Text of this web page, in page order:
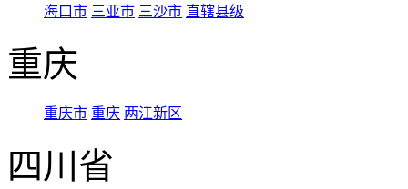
海口市 三亚市 三沙市 直辖县级
重庆
重庆市 重庆 两江新区
四川省